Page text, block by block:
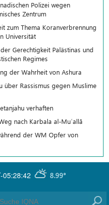
Polizei wegen
Zentrum
zum Thema Koranverbrennung
Universität
Gerechtigkeit Palästinas und
Regimes
der Wahrheit von Ashura
über Rassismus gegen Muslime
verhaften
nach Karbala al-Muʿallā
der WM Opfer von
05:28:42 8.99°